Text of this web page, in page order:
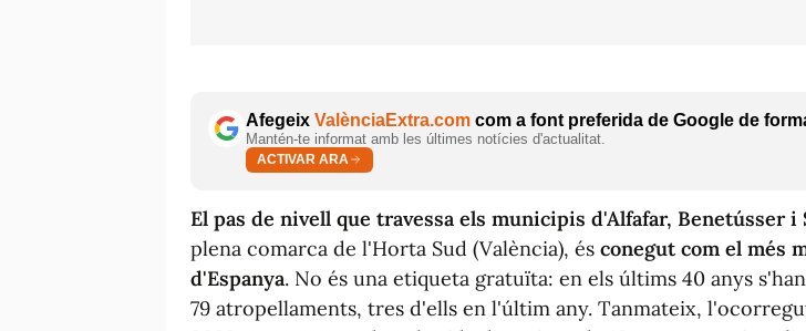
Afegeix ValènciaExtra.com com a font preferida de Google de
Mantén-te informat amb les últimes notícies d'actualitat.
ACTIVAR ARA
El pas de nivell que travessa els municipis d'Alfafar, Benetússer i
plena comarca de l'Horta Sud (València), és conegut com el més
d'Espanya. No és una etiqueta gratuïta: en els últims 40 anys
79 atropellaments, tres d'ells en l'últim any. Tanmateix,